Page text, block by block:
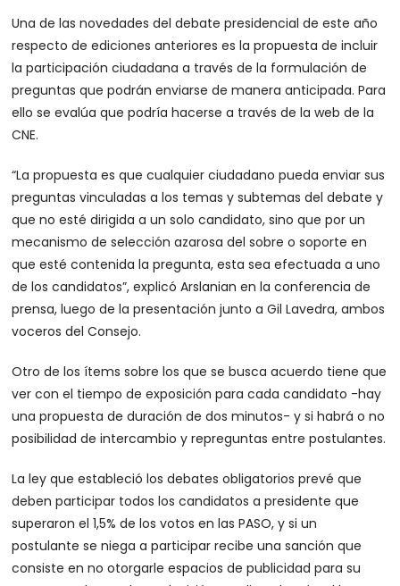
Una de las novedades del debate presidencial de este año
respecto de ediciones anteriores es la propuesta de incluir
la participación ciudadana a través de la formulación de
preguntas que podrán enviarse de manera anticipada. Para
ello se evalúa que podría hacerse a través de la web de la
CNE.
“La propuesta es que cualquier ciudadano pueda enviar sus
preguntas vinculadas a los temas y subtemas del debate y
que no esté dirigida a un solo candidato, sino que por un
mecanismo de selección azarosa del sobre o soporte en
que esté contenida la pregunta, esta sea efectuada a uno
de los candidatos”, explicó Arslanian en la conferencia de
prensa, luego de la presentación junto a Gil Lavedra, ambos
voceros del Consejo.
Otro de los ítems sobre los que se busca acuerdo tiene que
ver con el tiempo de exposición para cada candidato -hay
una propuesta de duración de dos minutos- y si habrá o no
posibilidad de intercambio y repreguntas entre postulantes.
La ley que estableció los debates obligatorios prevé que
deben participar todos los candidatos a presidente que
superaron el 1,5% de los votos en las PASO, y si un
postulante se niega a participar recibe una sanción que
consiste en no otorgarle espacios de publicidad para su